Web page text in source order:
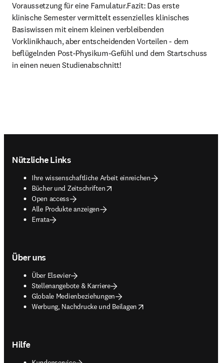
Voraussetzung für eine Famulatur.Fazit: Das erste
klinische Semester vermittelt essenzielles klinisches
Basiswissen mit einem kleinen verbleibenden
Vorklinikhauch, aber entscheidenden Vorteilen - dem
beflügelnden Post-Physikum-Gefühl und dem Startschuss
in einen neuen Studienabschnitt!
Nützliche Links
Ihre wissenschaftliche Arbeit einreichen
Bücher und Zeitschriften
opens in new tab/window
Open access
Alle Produkte anzeigen
Errata
Über uns
Über Elsevier
Stellenangebote & Karriere
Globale Medienbeziehungen
Werbung, Nachdrucke und Beilagen
opens in new tab/window
Hilfe